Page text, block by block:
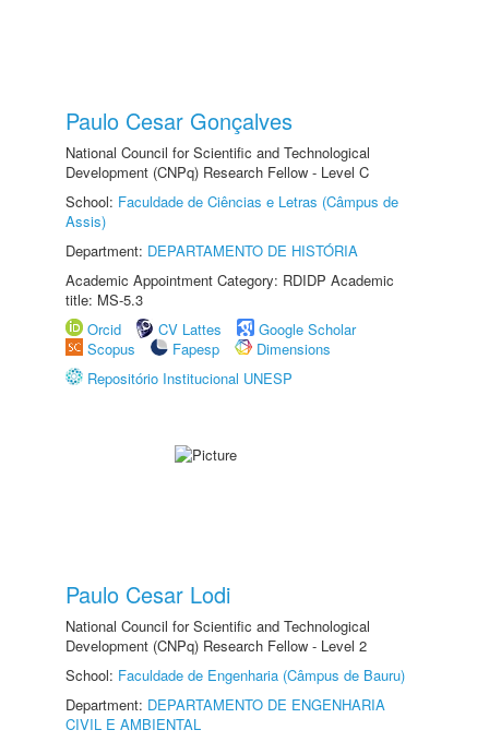
Paulo Cesar Gonçalves
National Council for Scientific and Technological
Development (CNPq) Research Fellow - Level C
School: Faculdade de Ciências e Letras (Câmpus de
Assis)
Department: DEPARTAMENTO DE HISTÓRIA
Academic Appointment Category: RDIDP Academic
title: MS-5.3
Orcid
CV Lattes
Google Scholar
Scopus
Fapesp
Dimensions
Repositório Institucional UNESP
Paulo Cesar Lodi
National Council for Scientific and Technological
Development (CNPq) Research Fellow - Level 2
School: Faculdade de Engenharia (Câmpus de Bauru)
Department: DEPARTAMENTO DE ENGENHARIA
CIVIL E AMBIENTAL